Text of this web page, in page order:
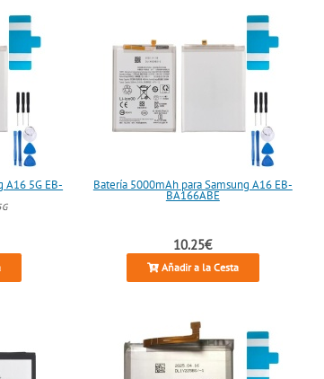
A16 5G EB- Batería 5000mAh para Samsung A16 EB-
BA166ABE
10.25€
Añadir a la Cesta